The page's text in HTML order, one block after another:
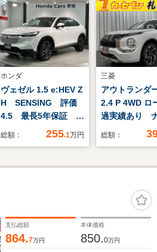
ホンダ
ヴェゼル 1.5 e:HEV Z
H SENSING 評価
4.5 最長5年保証 ワ
ンオーナー 純正ナ
LEDライト VSA シ
ートキー AAC
総額： 255.1万円
三菱
アウトランダ
2.4 P 4WD ロ
過実績あり
セグTV デジ
シートヒータ
ールサンシ
マートキー
プッシュスタ
総額：
支払総額
864.7万円
本体価格
850.0万円